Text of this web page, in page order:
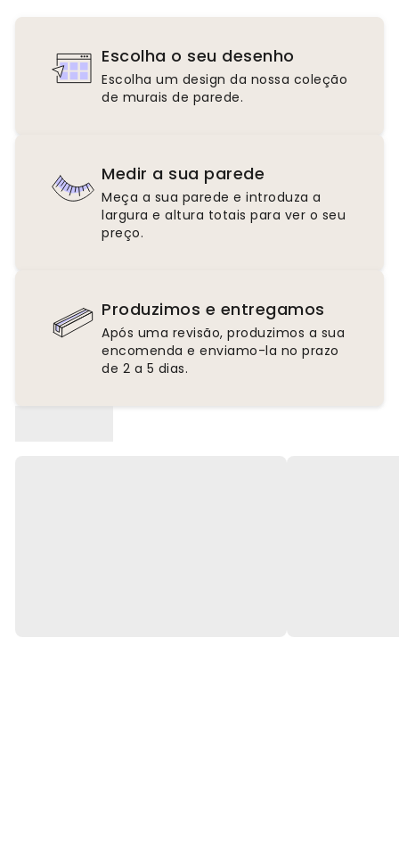
Escolha o seu desenho
Escolha um design da nossa coleção
de murais de parede.
Medir a sua parede
Meça a sua parede e introduza a
largura e altura totais para ver o seu
preço.
Produzimos e entregamos
Após uma revisão, produzimos a sua
encomenda e enviamo-la no prazo
de 2 a 5 dias.